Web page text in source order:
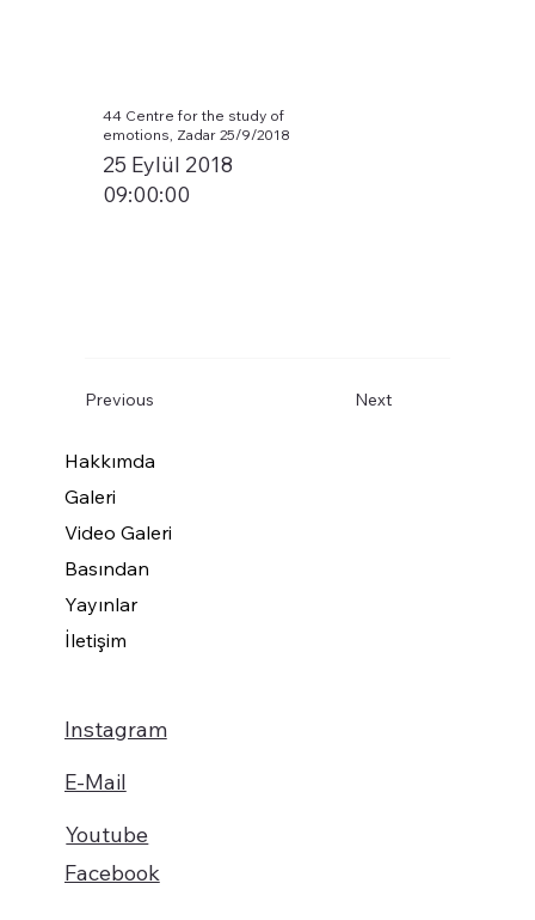
44 Centre for the study of
emotions, Zadar 25/9/2018
25 Eylül 2018
09:00:00
Previous Next
Hakkımda
Galeri
Video Galeri
Basından
Yayınlar
İletişim
Instagram
Facebook
Youtube
E-Mail